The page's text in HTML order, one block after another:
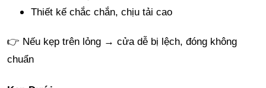
Thiết kế chắc chắn, chịu tải cao
👉 Nếu kẹp trên lỏng → cửa dễ bị lệch, đóng không
chuẩn